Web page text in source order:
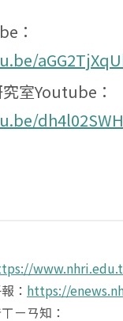
：
室Youtube：
： https://
ㄧㄢ知：